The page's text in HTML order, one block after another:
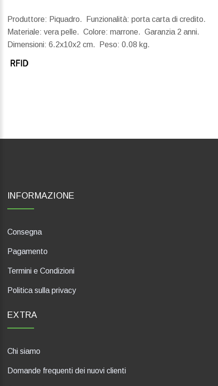
Produttore: Piquadro. Funzionalità: porta carta di credito.
Materiale: vera pelle. Colore: marrone. Garanzia 2 anni.
Dimensioni: 6.2x10x2 cm. Peso: 0.08 kg.
INFORMAZIONE
Consegna
Pagamento
Termini e Condizioni
Politica sulla privacy
EXTRA
Chi siamo
Domande frequenti dei nuovi clienti